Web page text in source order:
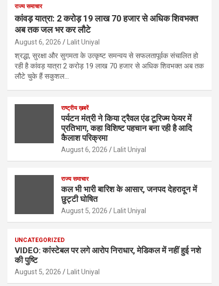
राज्य समाचार
कांवड़ यात्रा: 2 करोड़ 19 लाख 70 हजार से अधिक शिवभक्त
अब तक जल भर कर लौटे
August 6, 2026 Lalit Uniyal
श्रद्धा, सुरक्षा और सुगमता के उत्कृष्ट समन्वय से सफलतापूर्वक संचालित हो
रही है कांवड़ यात्रा 2 करोड़ 19 लाख 70 हजार से अधिक शिवभक्त अब तक
लौटे चुके हैं सकुशल…
राष्ट्रीय ख़बरें
पर्यटन मंत्री ने किया ट्रैवल एंड टूरिज्म फेयर में
प्रतिभाग, कहा विशिष्ट पहचान बना रही है आदि
कैलाश परिक्रमा
August 6, 2026 Lalit Uniyal
राज्य समाचार
कल भी भारी बारिश के आसार, जनपद देहरादून में
छुट्टी घोषित
August 5, 2026 Lalit Uniyal
UNCATEGORIZED
VIDEO: कांस्टेबल पर लगे आरोप निराधार, मेडिकल में नहीं हुई नशे
की पुष्टि
August 5, 2026 Lalit Uniyal